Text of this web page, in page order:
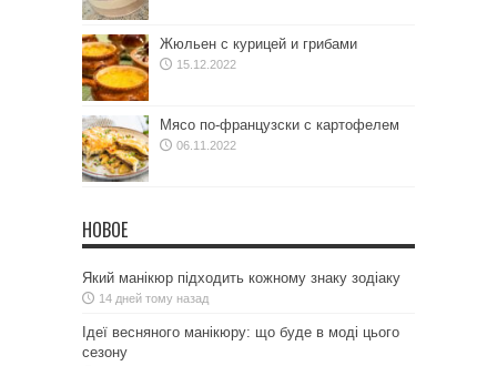
Жюльен с курицей и грибами
15.12.2022
Мясо по-французски с картофелем
06.11.2022
НОВОЕ
Який манікюр підходить кожному знаку зодіаку
14 дней тому назад
Ідеї весняного манікюру: що буде в моді цього
сезону